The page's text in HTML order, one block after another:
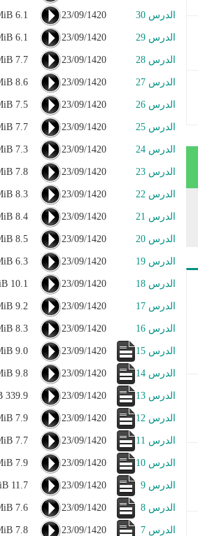
الدرس 30 23/09/1420
6.1 MiB
الدرس 29 23/09/1420
6.1 MiB
الدرس 28 23/09/1420
7.7 MiB
الدرس 27 23/09/1420
8.6 MiB
الدرس 26 23/09/1420
7.5 MiB
الدرس 25 23/09/1420
7.7 MiB
الدرس 24 23/09/1420
7.3 MiB
الدرس 23 23/09/1420
7.8 MiB
الدرس 22 23/09/1420
8.3 MiB
الدرس 21 23/09/1420
8.4 MiB
الدرس 20 23/09/1420
8.5 MiB
الدرس 19 23/09/1420
6.3 MiB
الدرس 18 23/09/1420
10.1 MiB
الدرس 17 23/09/1420
9.2 MiB
الدرس 16 23/09/1420
8.3 MiB
الدرس 15 23/09/1420
9.0 MiB
الدرس 14 23/09/1420
9.8 MiB
الدرس 13 23/09/1420
339.9 KiB
الدرس 12 23/09/1420
7.9 MiB
الدرس 11 23/09/1420
7.7 MiB
الدرس 10 23/09/1420
7.9 MiB
الدرس 9 23/09/1420
11.7 MiB
الدرس 8 23/09/1420
7.6 MiB
الدرس 7 23/09/1420
7.8 MiB